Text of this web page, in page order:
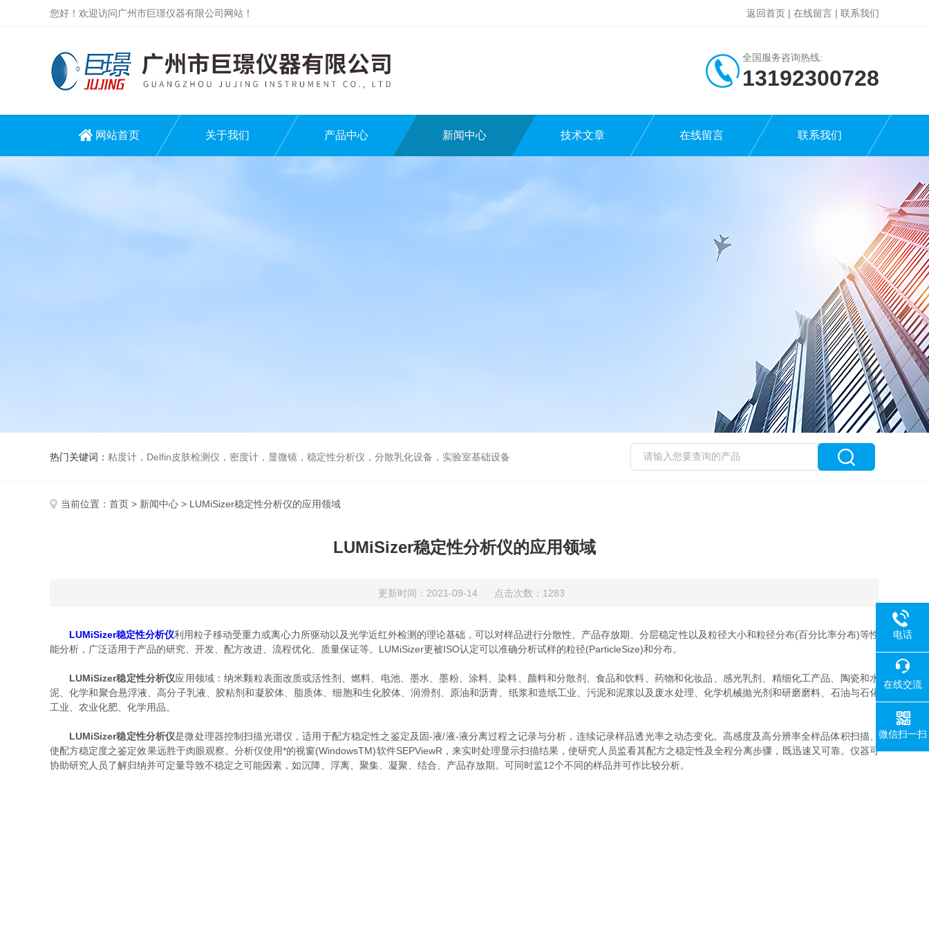
您好！欢迎访问广州市巨璟仪器有限公司网站！ 返回首页 | 在线留言 | 联系我们
全国服务咨询热线:
13192300728
网站首页 关于我们 产品中心 新闻中心 技术文章 在线留言 联系我们
热门关键词： 粘度计，Delfin皮肤检测仪，密度计，显微镜，稳定性分析仪，分散乳化设备，实验室基础设备
当前位置： 首页 > 新闻中心 > LUMiSizer稳定性分析仪的应用领域
LUMiSizer稳定性分析仪的应用领域
更新时间：2021-09-14 点击次数：1283
LUMiSizer稳定性分析仪利用粒子移动受重力或离心力所驱动以及光学近红外检测的理论基础，可以对样品进行分散性、产品存放期、分层稳定性以及粒径大小和粒径分布(百分比率分布)等性
能分析，广泛适用于产品的研究、开发、配方改进、流程优化、质量保证等。LUMiSizer更被ISO认定可以准确分析试样的粒径(ParticleSize)和分布。
LUMiSizer稳定性分析仪应用领域：纳米颗粒表面改质或活性剂、燃料、电池、墨水、墨粉、涂料、染料、颜料和分散剂、食品和饮料、药物和化妆品、感光乳剂、精细化工产品、陶瓷和水
泥、化学和聚合悬浮液、高分子乳液、胶粘剂和凝胶体、脂质体、细胞和生化胶体、润滑剂、原油和沥青、纸浆和造纸工业、污泥和泥浆以及废水处理、化学机械抛光剂和研磨磨料、石油与石化
工业、农业化肥、化学用品。
LUMiSizer稳定性分析仪是微处理器控制扫描光谱仪，适用于配方稳定性之鉴定及固-液/液-液分离过程之记录与分析，连续记录样品透光率之动态变化。高感度及高分辨率全样品体积扫描、
使配方稳定度之鉴定效果远胜于肉眼观察。分析仪使用*的视窗(WindowsTM)软件SEPViewR，来实时处理显示扫描结果，使研究人员监看其配方之稳定性及全程分离步骤，既迅速又可靠。仪器可
协助研究人员了解归纳并可定量导致不稳定之可能因素，如沉降、浮离、聚集、凝聚、结合、产品存放期。可同时监12个不同的样品并可作比较分析。
电话
在线交流
微信扫一扫